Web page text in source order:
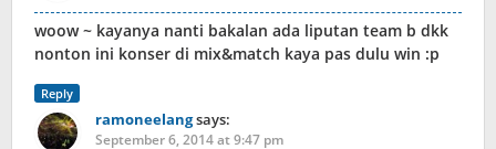
woow ~ kayanya nanti bakalan ada liputan team b dkk
nonton ini konser di mix&match kaya pas dulu win :p
Reply
ramoneelangsays:
September 6, 2014 at 9:47 pm